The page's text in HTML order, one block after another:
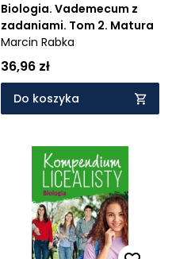
Biologia. Vademecum z
zadaniami. Tom 2. Matura
Marcin Rabka
36,96 zł
Do koszyka